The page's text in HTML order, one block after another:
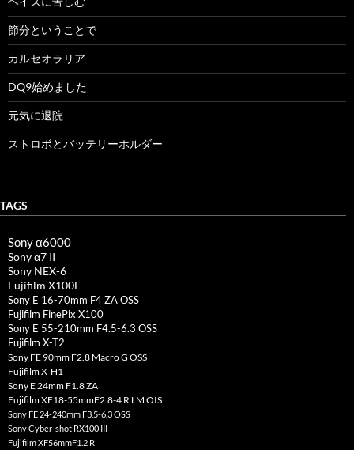
節分ということで
カルセオラリア
DQ9始めました
元気に退院
ストロボとバッテリーホルダー
TAGS
Sony α6000
Sony α7 II
Sony NEX-6
Fujifilm X100F
Sony E 16-70mm F4 ZA OSS
Fujifilm FinePix X100
Sony E 55-210mm F4.5-6.3 OSS
Fujifilm X-T2
Sony FE 90mm F2.8 Macro G OSS
Fujifilm X-H1
Sony E 24mm F1.8 ZA
Fujifilm XF18-55mmF2.8-4 R LM OIS
Sony FE 24-240mm F3.5-6.3 OSS
Sony Cyber-shot RX100 III
Fujifilm XF56mmF1.2 R